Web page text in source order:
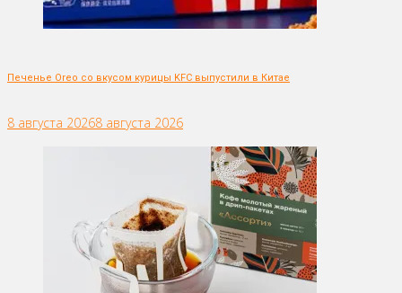
Печенье Oreo со вкусом курицы KFC выпустили в Китае
8 августа 20268 августа 2026